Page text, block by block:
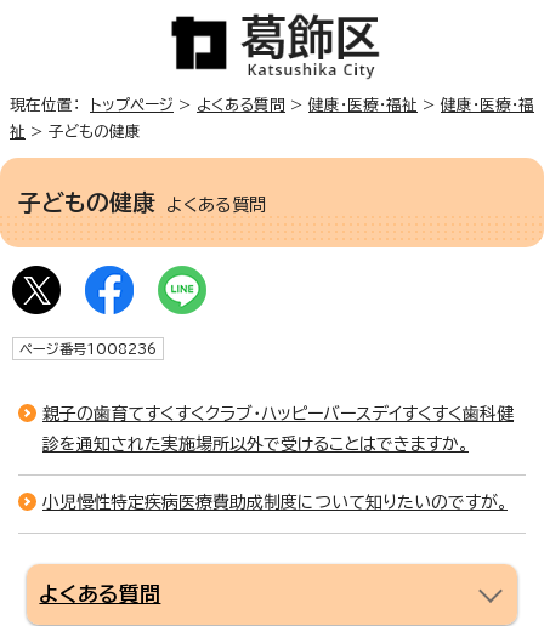
現在位置： トップページ > よくある質問 > 健康・医療・福祉 > 健康・医療・福
祉 > 子どもの健康
子どもの健康 よくある質問
ページ番号1008236
親子の歯育てすくすくクラブ・ハッピーバースデイすくすく歯科健
診を通知された実施場所以外で受けることはできますか。
小児慢性特定疾病医療費助成制度について知りたいのですが。
よくある質問